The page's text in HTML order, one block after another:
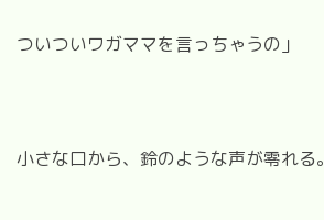
ついついワガママを言っちゃうの」
小さな口から、鈴のような声が零れる。